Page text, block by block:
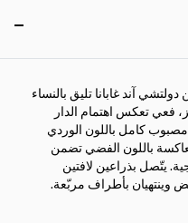
آند غابانا تليق بالنساء
فعي تعكس اهتمام الدار
مصبوب كامل باللون الوردي
باللون الفضي تضمن
يتّصل بذراعين لافتين
وينتهيان بأطراف مربّعة.